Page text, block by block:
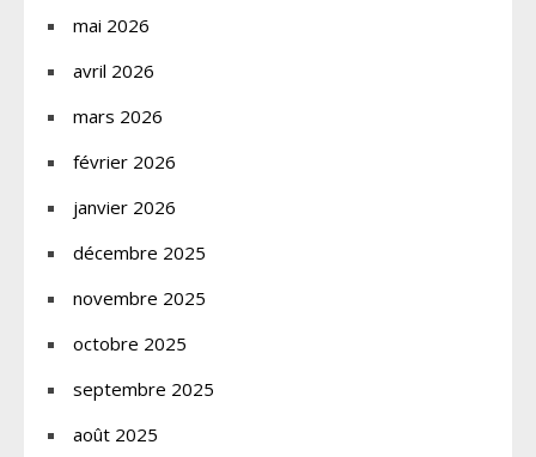
mai 2026
avril 2026
mars 2026
février 2026
janvier 2026
décembre 2025
novembre 2025
octobre 2025
septembre 2025
août 2025